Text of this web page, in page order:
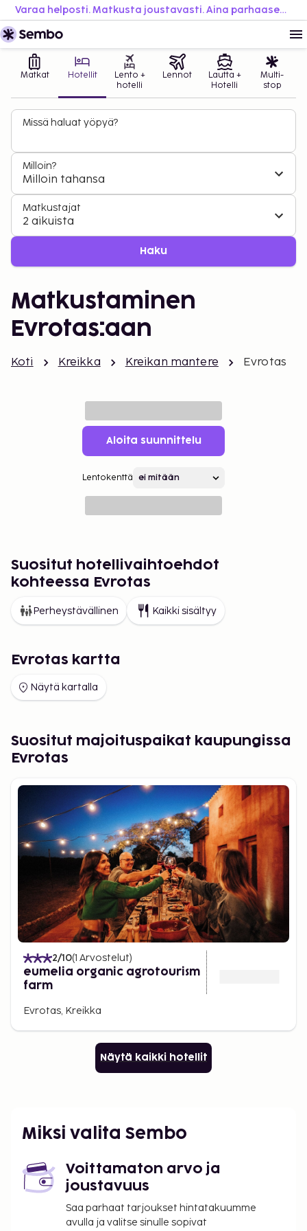
Varaa helposti. Matkusta joustavasti. Aina parhaaseen hintaan.
Matkat Hotellit
Lento +
hotelli
Lennot
Lautta +
Hotelli
Multi-
stop
Missä haluat yöpyä?
Milloin?
Milloin tahansa
Matkustajat
2 aikuista
Haku
Matkustaminen
Evrotas:aan
Koti Kreikka Kreikan mantere Evrotas
Aloita suunnittelu
Lentokenttä
Suositut hotellivaihtoehdot
kohteessa Evrotas
Perheystävällinen Kaikki sisältyy
Evrotas kartta
Näytä kartalla
Suositut majoituspaikat kaupungissa
Evrotas
2/10(1 Arvostelut)
eumelia organic agrotourism
farm
Evrotas, Kreikka
Näytä kaikki hotellit
Miksi valita Sembo
Voittamaton arvo ja
joustavuus
Saa parhaat tarjoukset hintatakuumme
avulla ja valitse sinulle sopivat